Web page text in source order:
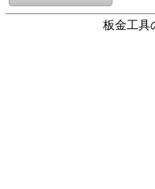
板金工具